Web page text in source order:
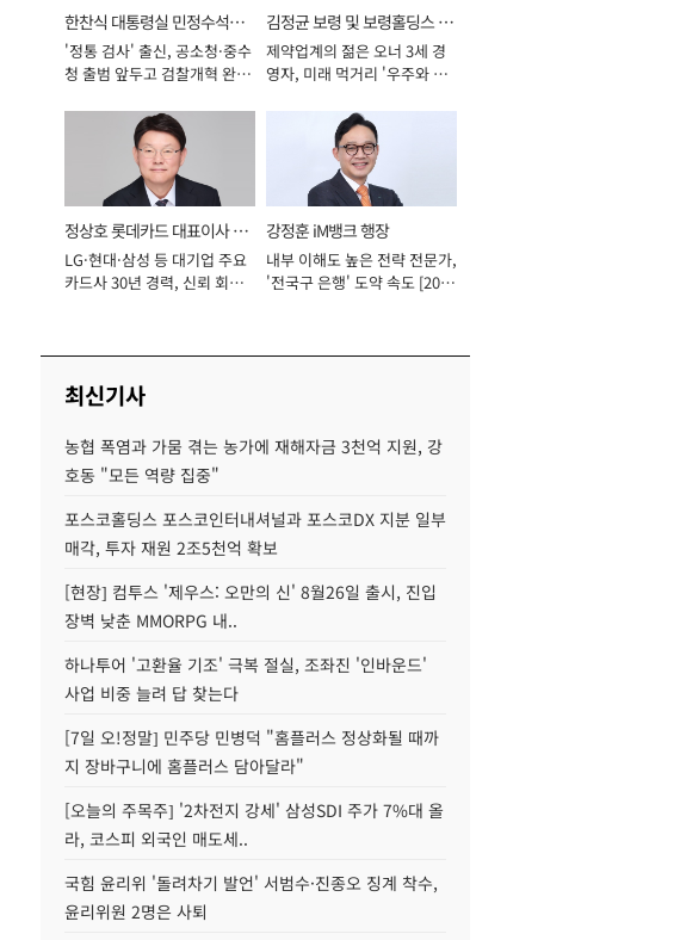
한찬식 대통령실 민정수석비
서관
'정통 검사' 출신, 공소청·중수
청 출범 앞두고 검찰개혁 완수
김정균 보령 및 보령홀딩스 대
표이사 사장
제약업계의 젊은 오너 3세 경
영자, 미래 먹거리 '우주와 헬
정상호 롯데카드 대표이사 사
장
LG·현대·삼성 등 대기업 주요
카드사 30년 경력, 신뢰 회복
강정훈 iM뱅크 행장
내부 이해도 높은 전략 전문가,
'전국구 은행' 도약 속도 [2026
최신기사
농협 폭염과 가뭄 겪는 농가에 재해자금 3천억 지원, 강
호동 "모든 역량 집중"
포스코홀딩스 포스코인터내셔널과 포스코DX 지분 일부
매각, 투자 재원 2조5천억 확보
[현장] 컴투스 '제우스: 오만의 신' 8월26일 출시, 진입
장벽 낮춘 MMORPG 내..
하나투어 '고환율 기조' 극복 절실, 조좌진 '인바운드'
사업 비중 늘려 답 찾는다
[7일 오!정말] 민주당 민병덕 "홈플러스 정상화될 때까
지 장바구니에 홈플러스 담아달라"
[오늘의 주목주] '2차전지 강세' 삼성SDI 주가 7%대 올
라, 코스피 외국인 매도세..
국힘 윤리위 '돌려차기 발언' 서범수·진종오 징계 착수,
윤리위원 2명은 사퇴